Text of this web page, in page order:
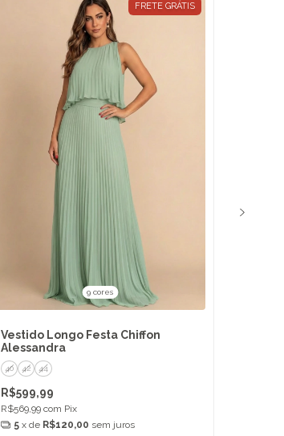
FRETE GRÁTIS
9 cores
Vestido Longo Festa Chiffon
Alessandra
40 42 44
R$599,99
R$569,99 com Pix
5 x de R$120,00 sem juros